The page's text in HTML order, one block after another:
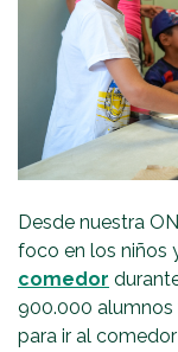
Desde nuestra
foco en los niños
comedor
900.000 alumnos
para ir al